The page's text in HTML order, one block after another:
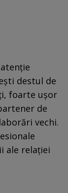
destul de
foarte ușor
de
vechi.
ale relației